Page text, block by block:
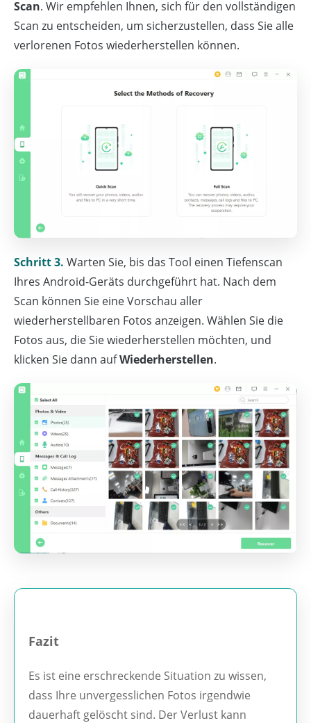
Scan. Wir empfehlen Ihnen, sich für den vollständigen
Scan zu entscheiden, um sicherzustellen, dass Sie alle
verlorenen Fotos wiederherstellen können.
Schritt 3. Warten Sie, bis das Tool einen Tiefenscan
Ihres Android-Geräts durchgeführt hat. Nach dem
Scan können Sie eine Vorschau aller
wiederherstellbaren Fotos anzeigen. Wählen Sie die
Fotos aus, die Sie wiederherstellen möchten, und
klicken Sie dann aufWiederherstellen.
Fazit
Es ist eine erschreckende Situation zu wissen,
dass Ihre unvergesslichen Fotos irgendwie
dauerhaft gelöscht sind. Der Verlust kann